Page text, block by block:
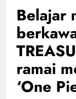
Belajar
ramai
‘One